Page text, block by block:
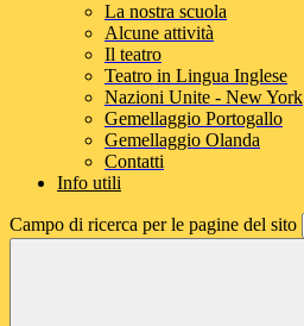
La nostra scuola
Alcune attività
Il teatro
Teatro in Lingua Inglese
Nazioni Unite - New York
Gemellaggio Portogallo
Gemellaggio Olanda
Contatti
Info utili
Campo di ricerca per le pagine del sito